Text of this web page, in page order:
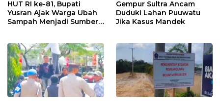
HUT RI ke-81, Bupati
Yusran Ajak Warga Ubah
Sampah Menjadi Sumber
Gempur Sultra Ancam
Duduki Lahan Puuwatu
Jika Kasus Mandek